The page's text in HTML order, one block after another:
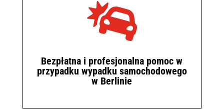

Bezpłatna i profesjonalna pomoc w
przypadku wypadku samochodowego
w Berlinie